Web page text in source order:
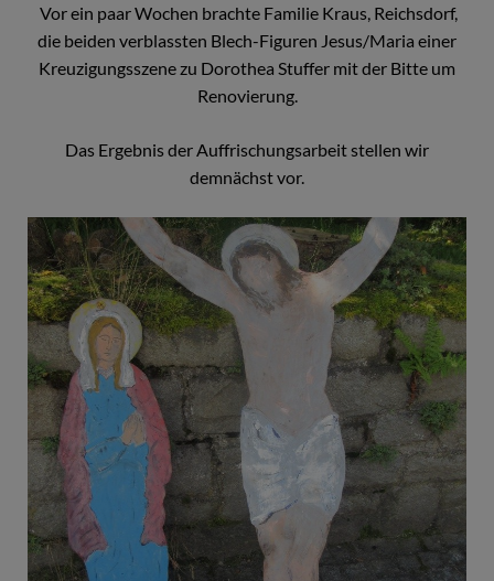
Vor ein paar Wochen brachte Familie Kraus, Reichsdorf,
die beiden verblassten Blech-Figuren Jesus/Maria einer
Kreuzigungsszene zu Dorothea Stuffer mit der Bitte um
Renovierung.
Das Ergebnis der Auffrischungsarbeit stellen wir
demnächst vor.